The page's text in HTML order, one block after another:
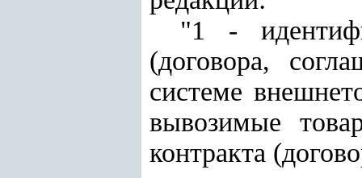
"1 -
(договора,
системе
вывозимые
контракта